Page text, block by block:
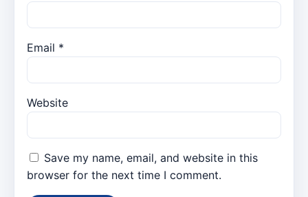
Email *
Website
Save my name, email, and website in this
browser for the next time I comment.